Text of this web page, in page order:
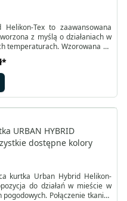
Tex to zaawansowana
z myślą o działaniach w
temperaturach. Wzorowana na
ochrony przed zimnem.
izolację termiczną dzięki
niż standardowo
Apex™ o gramaturze 100
*
URBAN HYBRID
dostępne kolory
kurtka Urban Hybrid Helikon-
do działań w mieście w
Połączenie tkaniny